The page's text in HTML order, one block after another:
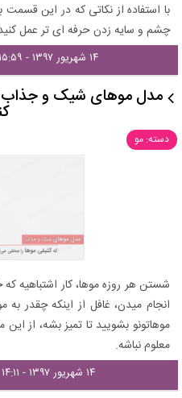
با استفاده از نکاتی که در این قسمت
چشم و سایه زدن حرفه ای تر عمل
۱۴ شهریور ۱۳۹۷ - ۱۵:۵۹
مدل موهای شیک و جذاب
دسته: مو
شستن هر روزه موها، کار اشتباهیه
انجام میدن، غافل از اینکه چقدر
موهاتونو بشویید تا تمیز بشه، از
معلوم نباشه.
۱۴ شهریور ۱۳۹۷ - ۱۴:۱۱